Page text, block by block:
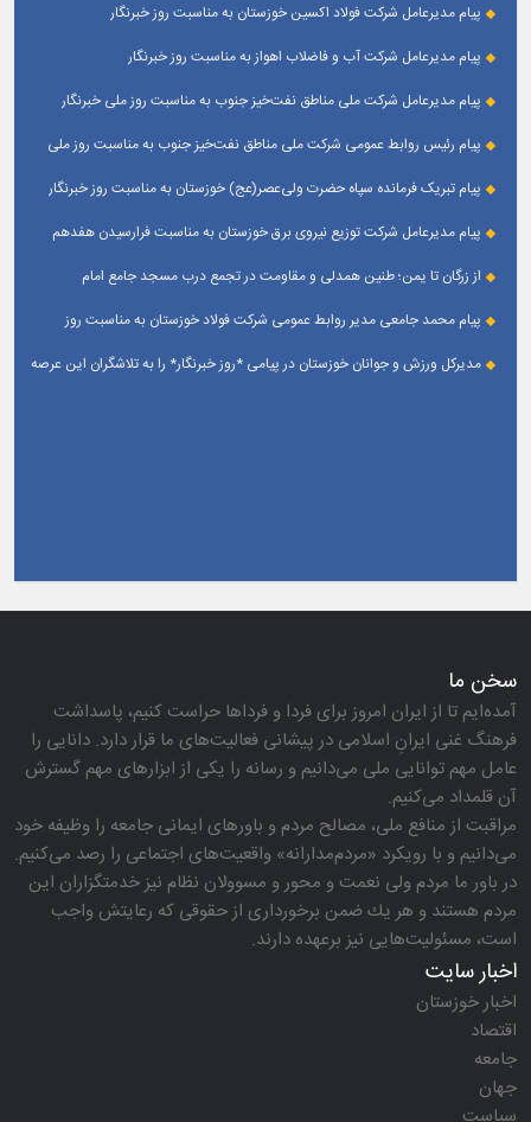
پیام مدیرعامل شرکت فولاد اکسین خوزستان به مناسبت روز خبرنگار
پیام مدیرعامل شرکت آب و فاضلاب اهواز به مناسبت روز خبرنگار
پیام مدیرعامل شركت ملی مناطق نفت‌خیز جنوب به مناسبت روز ملی خبرنگار
پیام رئیس روابط عمومی شركت ملی مناطق نفت‌خیز جنوب به مناسبت روز ملی
پیام تبریک فرمانده سپاه حضرت ولی‌عصر(عج) خوزستان به مناسبت روز خبرنگار
پیام مدیرعامل شرکت توزیع نیروی برق خوزستان به مناسبت فرارسیدن هفدهم
از زرگان تا یمن؛ طنین همدلی و مقاومت در تجمع درب مسجد جامع امام
پیام محمد جامعی مدیر روابط عمومی شرکت فولاد خوزستان به مناسبت روز
مدیرکل ورزش و جوانان خوزستان در پیامی *روز خبرنگار* را به تلاشگران این عرصه
سخن ما
آمده‌ایم تا از ایران امروز برای فردا و فرداها حراست كنیم، پاسداشت
فرهنگ غنی ایرانِ اسلامی در پیشانی فعالیت‌های ما قرار دارد. دانایی را
عامل مهم توانایی ملی می‌دانیم و رسانه را یكی از ابزارهای مهم گسترش
آن قلمداد می‌كنیم.
مراقبت از منافع ملی، مصالح مردم و باورهای ایمانی جامعه را وظیفه خود
می‌دانیم و با رویكرد «مردم‌مدارانه‌» واقعیت‌های اجتماعی را رصد می‌كنیم.
در باور ما مردم ولی نعمت و محور و مسوولان نظام نیز خدمتگزاران این
مردم هستند و هر یك ضمن برخورداری از حقوقی كه رعایتش واجب
است، مسئولیت‌هایی نیز برعهده دارند.
اخبار سایت
اخبار خوزستان
اقتصاد
جامعه
جهان